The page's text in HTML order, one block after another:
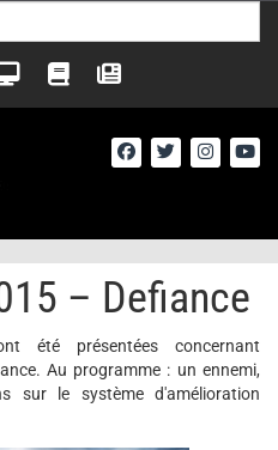
– Defiance
été présentées concernant
Au programme : un ennemi,
sur le système d'amélioration